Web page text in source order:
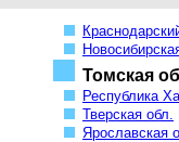
Томская
Республика
Тверская обл.
Ярославская